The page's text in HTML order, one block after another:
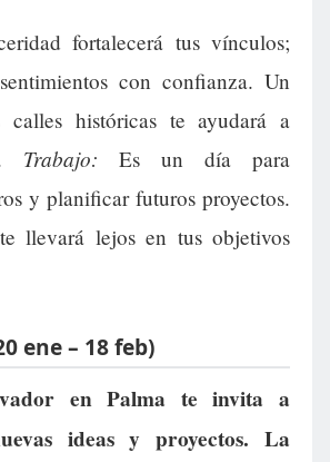
fortalecerá tus vínculos;
con confianza. Un
calles históricas te ayudará a
Trabajo: Es un día para
y planificar futuros proyectos.
llevará lejos en tus objetivos
ene – 18 feb)
en Palma te invita a
ideas y proyectos. La